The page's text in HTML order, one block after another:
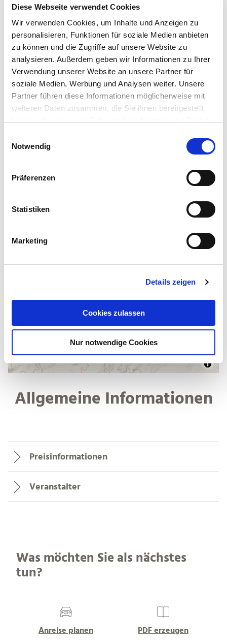
Diese Webseite verwendet Cookies
Wir verwenden Cookies, um Inhalte und Anzeigen zu
personalisieren, Funktionen für soziale Medien anbieten
zu können und die Zugriffe auf unsere Website zu
analysieren. Außerdem geben wir Informationen zu Ihrer
Verwendung unserer Website an unsere Partner für
soziale Medien, Werbung und Analysen weiter. Unsere
Partner führen diese Informationen möglicherweise mit
weiteren Daten zusammen, die Sie ihnen bereitgestellt
Notwendig
Präferenzen
Statistiken
Marketing
Details zeigen
Cookies zulassen
Nur notwendige Cookies
Wanderparkplatz "Auf dem Driesch", Hennef-
Bödingen
Driesch
53773 Hennef
Deutschland
Tel.:49 2242 / 866686
E-Mail:Bertreichl@aol.com
Webseite:boedingen-kultouren.de
Anreise planen
Allgemeine Informationen
Preisinformationen
Veranstalter
Was möchten Sie als nächstes
tun?
Anreise planen PDF erzeugen